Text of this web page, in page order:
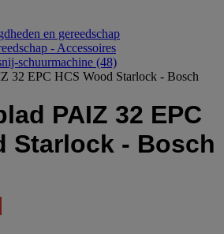
en gereedschap
- Accessoires
schuurmachine (48)
32 EPC HCS Wood Starlock - Bosch
PAIZ 32 EPC
Starlock - Bosch